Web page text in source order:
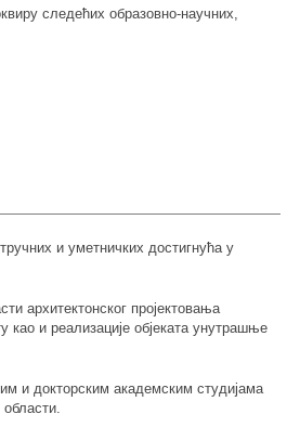
следећих образовно-научних,
и уметничких достигнућа у
архитектонског пројектовања
као и реализације објеката унутрашње
и докторским академским студијама